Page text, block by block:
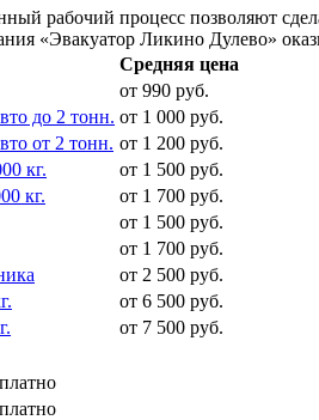
рабочий процесс позволяют
«Эвакуатор Ликино Дулево»
Средняя цена
от 990 руб.
до 2 тонн. от 1 000 руб.
от 2 тонн. от 1 200 руб.
кг.
от 1 500 руб.
кг.
от 1 700 руб.
от 1 500 руб.
от 1 700 руб.
от 2 500 руб.
от 6 500 руб.
от 7 500 руб.